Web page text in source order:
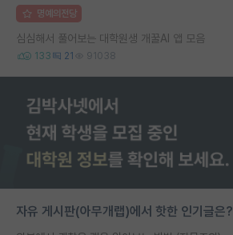
명예의전당
심심해서 풀어보는 대학원생 개꿀AI 앱 모음
133 21 91038
자유 게시판(아무개랩)에서 핫한 인기글은?